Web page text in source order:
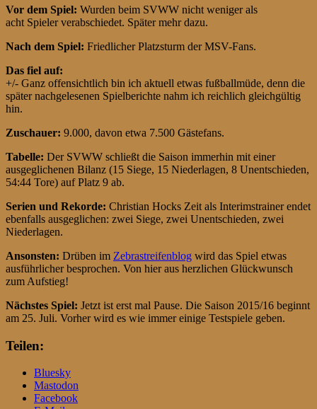
Vor dem Spiel: Wurden beim SVWW nicht weniger als
acht Spieler verabschiedet. Später mehr dazu.
Nach dem Spiel: Friedlicher Platzsturm der MSV-Fans.
Das fiel auf:
+/- Ganz offensichtlich bin ich aktuell etwas fußballmüde, denn die
später nachgelesenen Spielberichte nahm ich reichlich gleichgültig
hin.
Zuschauer: 9.000, davon etwa 7.500 Gästefans.
Tabelle: Der SVWW schließt die Saison immerhin mit einer
ausgeglichenen Bilanz (15 Siege, 15 Niederlagen, 8 Unentschieden,
54:44 Tore) auf Platz 9 ab.
Serien und Rekorde: Christian Hocks Zeit als Interimstrainer endet
ebenfalls ausgeglichen: zwei Siege, zwei Unentschieden, zwei
Niederlagen.
Ansonsten: Drüben im Zebrastreifenblog wird das Spiel etwas
ausführlicher besprochen. Von hier aus herzlichen Glückwunsch
zum Aufstieg!
Nächstes Spiel: Jetzt ist erst mal Pause. Die Saison 2015/16 beginnt
am 25. Juli. Vorher wird es wie immer einige Testspiele geben.
Teilen:
Bluesky
Mastodon
Facebook